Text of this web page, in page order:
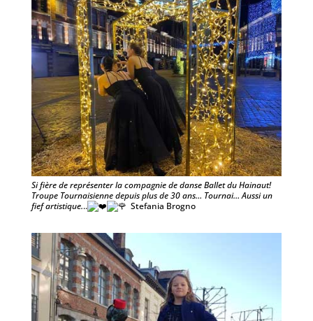
Si fière de représenter la compagnie de danse Ballet du Hainaut!
Troupe Tournaisienne depuis plus de 30 ans… Tournai… Aussi un
fief artistique... Stefania Brogno